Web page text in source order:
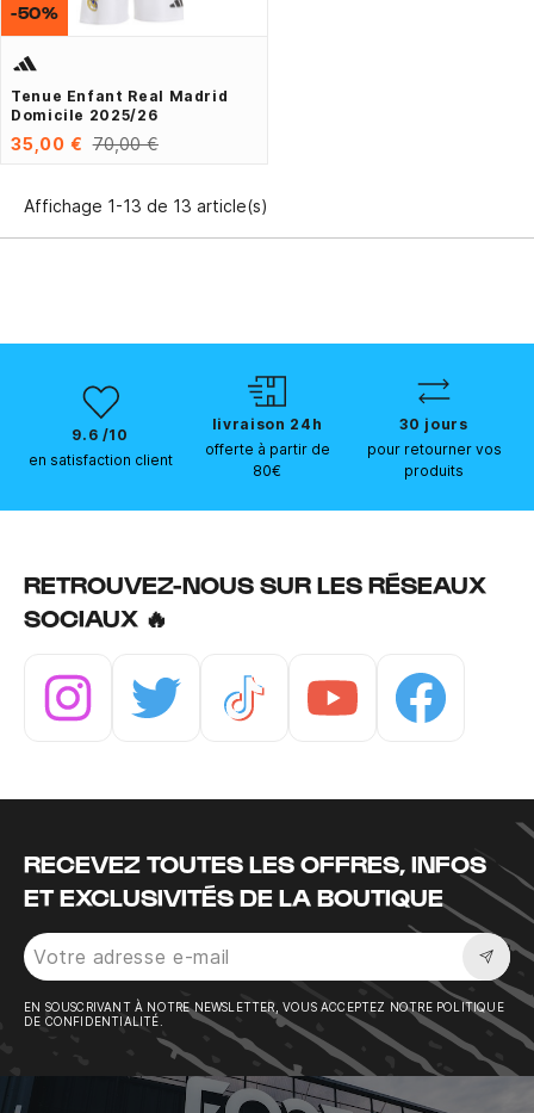
Tenue Enfant Real Madrid
Domicile 2025/26
35,00 € 70,00 €
-50%
Affichage 1-13 de 13 article(s)
9.6 /10
en satisfaction client
livraison 24h
offerte à partir de
80€
30 jours
pour retourner vos
produits
RETROUVEZ-NOUS SUR LES RÉSEAUX
SOCIAUX 🔥
RECEVEZ TOUTES LES OFFRES, INFOS
ET EXCLUSIVITÉS DE LA BOUTIQUE
EN SOUSCRIVANT À NOTRE NEWSLETTER, VOUS ACCEPTEZ NOTRE POLITIQUE
DE CONFIDENTIALITÉ.